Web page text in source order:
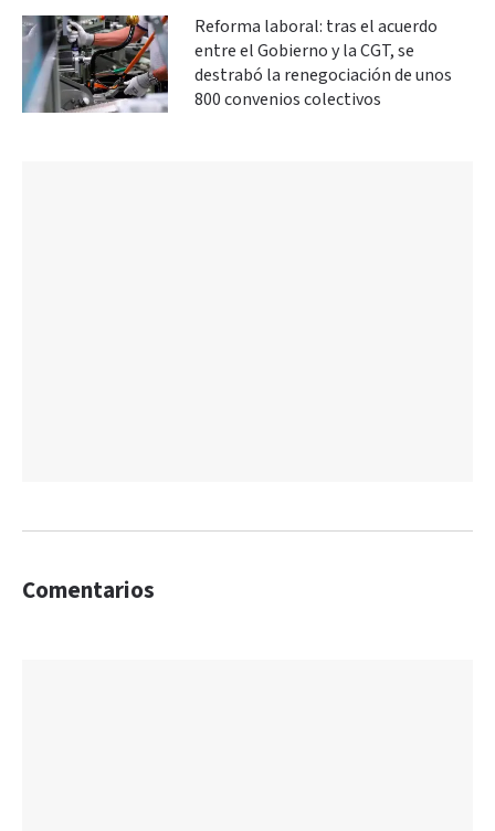
Reforma laboral: tras el acuerdo
entre el Gobierno y la CGT, se
destrabó la renegociación de unos
800 convenios colectivos
Comentarios